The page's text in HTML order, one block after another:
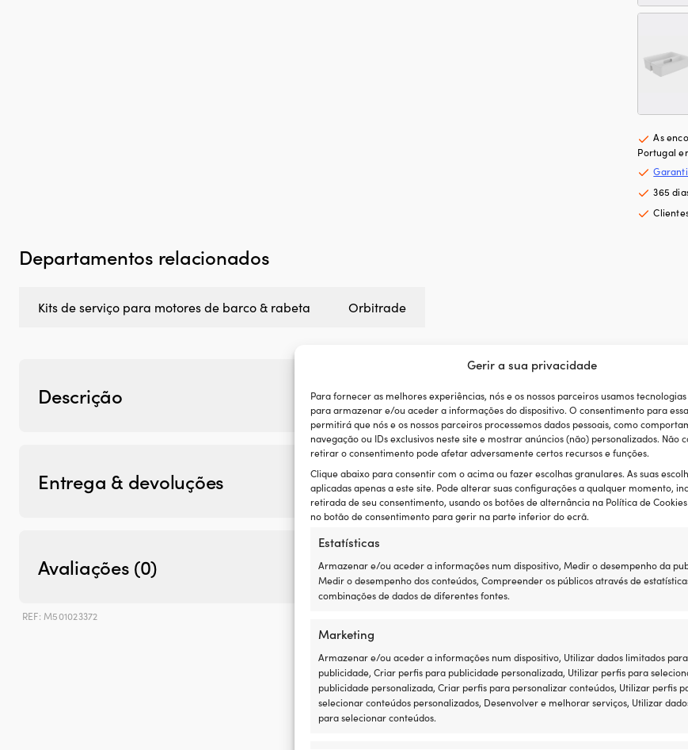
Gerir a sua privacidade
Para fornecer as melhores experiências, nós e os nossos parceiros usamos
para armazenar e/ou aceder a informações do dispositivo. O consentimento para
permitirá que nós e os nossos parceiros processemos dados pessoais, como
navegação ou IDs exclusivos neste site e mostrar anúncios (não) personalizados. Não
retirar o consentimento pode afetar adversamente certos recursos e funções.
Clique abaixo para consentir com o acima ou fazer escolhas granulares. As suas
aplicadas apenas a este site. Pode alterar suas configurações a qualquer momento,
retirada de seu consentimento, usando os botões de alternância na Política de
no botão de consentimento para gerir na parte inferior do ecrã.
Estatísticas
Armazenar e/ou aceder a informações num dispositivo, Medir o desempenho da
Medir o desempenho dos conteúdos, Compreender os públicos através de
combinações de dados de diferentes fontes.
Marketing
Armazenar e/ou aceder a informações num dispositivo, Utilizar dados limitados
publicidade, Criar perfis para publicidade personalizada, Utilizar perfis para
publicidade personalizada, Criar perfis para personalizar conteúdos, Utilizar perfis
selecionar conteúdos personalizados, Desenvolver e melhorar serviços, Utilizar
para selecionar conteúdos.
As
Portugal
365
Departamentos relacionados
Kits de serviço para motores de barco & rabeta Orbitrade
Descrição
Entrega & devoluções
Avaliações (0)
REF:M501023372
PESO
1023 g
MARCA
Filtro de
LINK PARA
https://